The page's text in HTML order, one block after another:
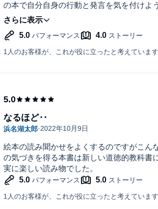
の本で自分自身の行動と発言を気を付けよ
た。
絵本の読み聞かせをよくするのですがこん
の気づきを得る本書は新しい道徳的教科書
実に楽しい読み物でした。
なるほど‥